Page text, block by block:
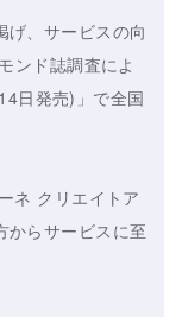
げ、サービスの向
ンド誌調査によ
日発売)」で全国
ネ クリエイトア
からサービスに至